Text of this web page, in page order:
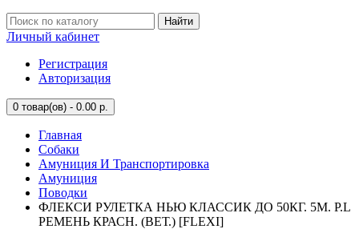
Найти
Личный кабинет
Регистрация
Авторизация
0 товар(ов) - 0.00 р.
Главная
Собаки
Амуниция И Транспортировка
Амуниция
Поводки
ФЛЕКСИ РУЛЕТКА НЬЮ КЛАССИК ДО 50КГ. 5М. Р.L
РЕМЕНЬ КРАСН. (ВЕТ.) [FLEXI]